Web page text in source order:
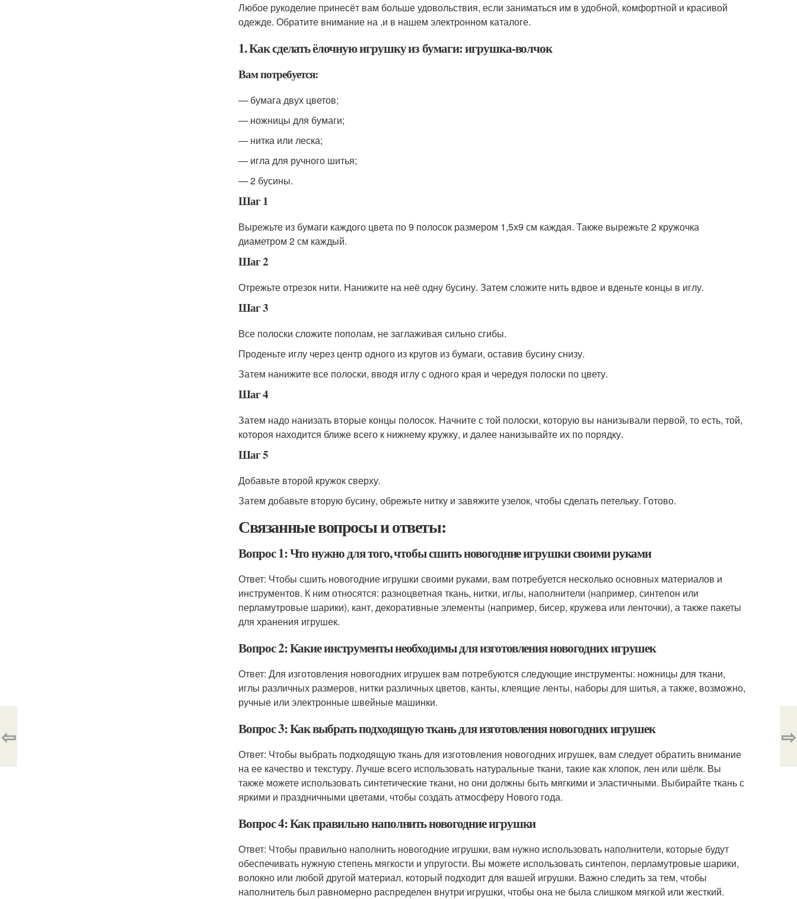
Любое рукоделие принесёт вам больше удовольствия, если заниматься им в удобной, комфортной и красивой
одежде. Обратите внимание на ,и в нашем электронном каталоге.
1. Как сделать ёлочную игрушку из бумаги: игрушка-волчок
Вам потребуется:
— бумага двух цветов;
— ножницы для бумаги;
— нитка или леска;
— игла для ручного шитья;
— 2 бусины.
Шаг 1
Вырежьте из бумаги каждого цвета по 9 полосок размером 1,5х9 см каждая. Также вырежьте 2 кружочка
диаметром 2 см каждый.
Шаг 2
Отрежьте отрезок нити. Нанижите на неё одну бусину. Затем сложите нить вдвое и вденьте концы в иглу.
Шаг 3
Все полоски сложите пополам, не заглаживая сильно сгибы.
Проденьте иглу через центр одного из кругов из бумаги, оставив бусину снизу.
Затем нанижите все полоски, вводя иглу с одного края и чередуя полоски по цвету.
Шаг 4
Затем надо нанизать вторые концы полосок. Начните с той полоски, которую вы нанизывали первой, то есть, той,
котороя находится ближе всего к нижнему кружку, и далее нанизывайте их по порядку.
Шаг 5
Добавьте второй кружок сверху.
Затем добавьте вторую бусину, обрежьте нитку и завяжите узелок, чтобы сделать петельку. Готово.
Связанные вопросы и ответы:
Вопрос 1: Что нужно для того, чтобы сшить новогодние игрушки своими руками
Ответ: Чтобы сшить новогодние игрушки своими руками, вам потребуется несколько основных материалов и
инструментов. К ним относятся: разноцветная ткань, нитки, иглы, наполнители (например, синтепон или
перламутровые шарики), кант, декоративные элементы (например, бисер, кружева или ленточки), а также пакеты
для хранения игрушек.
Вопрос 2: Какие инструменты необходимы для изготовления новогодних игрушек
Ответ: Для изготовления новогодних игрушек вам потребуются следующие инструменты: ножницы для ткани,
иглы различных размеров, нитки различных цветов, канты, клеящие ленты, наборы для шитья, а также, возможно,
ручные или электронные швейные машинки.
Вопрос 3: Как выбрать подходящую ткань для изготовления новогодних игрушек
Ответ: Чтобы выбрать подходящую ткань для изготовления новогодних игрушек, вам следует обратить внимание
на ее качество и текстуру. Лучше всего использовать натуральные ткани, такие как хлопок, лен или шёлк. Вы
также можете использовать синтетические ткани, но они должны быть мягкими и эластичными. Выбирайте ткань с
яркими и праздничными цветами, чтобы создать атмосферу Нового года.
Вопрос 4: Как правильно наполнить новогодние игрушки
Ответ: Чтобы правильно наполнить новогодние игрушки, вам нужно использовать наполнители, которые будут
обеспечивать нужную степень мягкости и упругости. Вы можете использовать синтепон, перламутровые шарики,
волокно или любой другой материал, который подходит для вашей игрушки. Важно следить за тем, чтобы
наполнитель был равномерно распределен внутри игрушки, чтобы она не была слишком мягкой или жесткий.
⇦ ⇨